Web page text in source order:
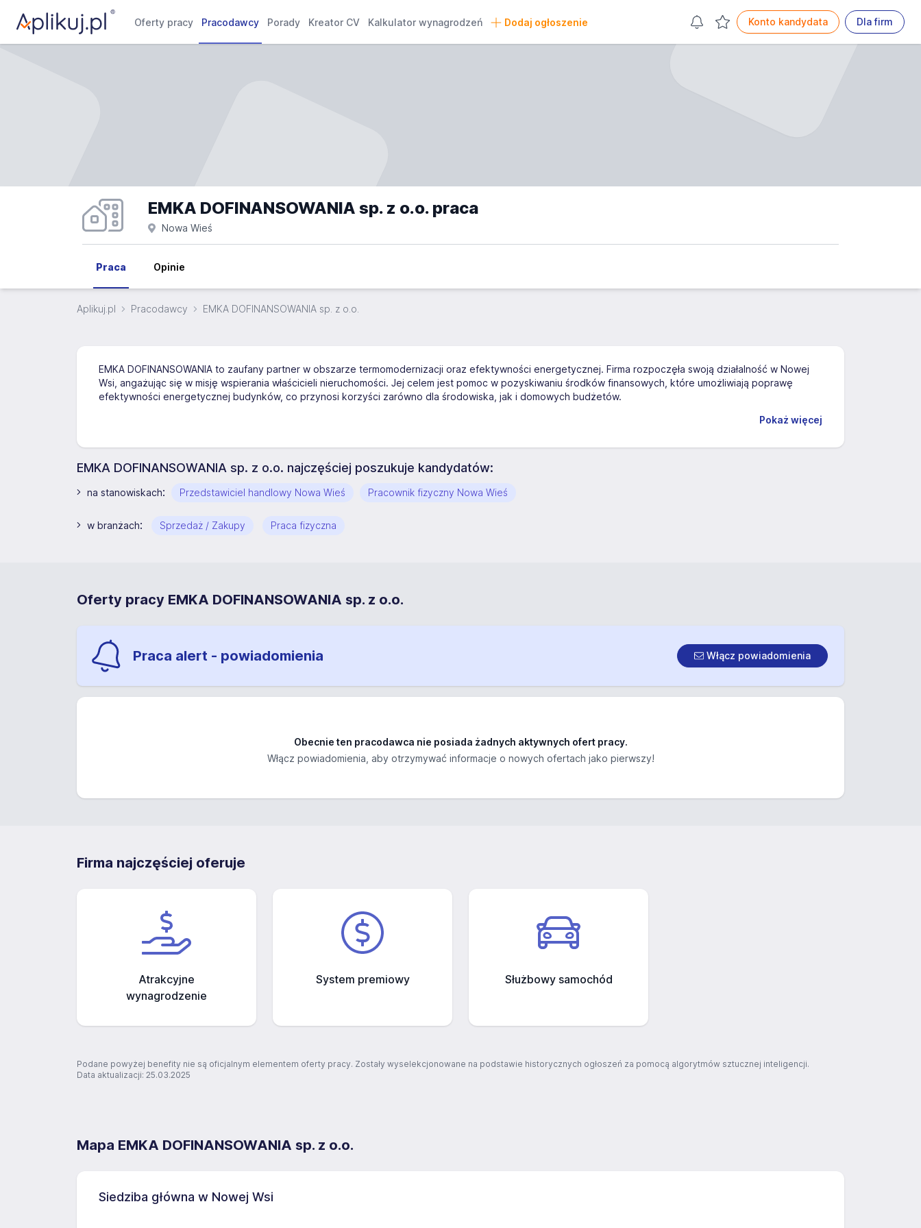
Oferty pracy Pracodawcy Porady Kreator CV Kalkulator wynagrodzeń Dodaj ogłoszenie Konto kandydata Dla firm
EMKA DOFINANSOWANIA sp. z o.o. praca
Nowa Wieś
Praca Opinie
Aplikuj.pl Pracodawcy EMKA DOFINANSOWANIA sp. z o.o.
EMKA DOFINANSOWANIA to zaufany partner w obszarze termomodernizacji oraz efektywności energetycznej. Firma rozpoczęła swoją działalność w Nowej
Wsi, angażując się w misję wspierania właścicieli nieruchomości. Jej celem jest pomoc w pozyskiwaniu środków finansowych, które umożliwiają poprawę
efektywności energetycznej budynków, co przynosi korzyści zarówno dla środowiska, jak i domowych budżetów.
Pokaż więcej
EMKA DOFINANSOWANIA sp. z o.o. najczęściej poszukuje kandydatów:
na stanowiskach: Przedstawiciel handlowy Nowa Wieś Pracownik fizyczny Nowa Wieś
w branżach: Sprzedaż / Zakupy Praca fizyczna
Oferty pracy EMKA DOFINANSOWANIA sp. z o.o.
Praca alert - powiadomienia Włącz powiadomienia
Obecnie ten pracodawca nie posiada żadnych aktywnych ofert pracy.
Włącz powiadomienia, aby otrzymywać informacje o nowych ofertach jako pierwszy!
Firma najczęściej oferuje
Atrakcyjne
wynagrodzenie
System premiowy Służbowy samochód
Podane powyżej benefity nie są oficjalnym elementem oferty pracy. Zostały wyselekcjonowane na podstawie historycznych ogłoszeń za pomocą algorytmów sztucznej inteligencji.
Data aktualizacji: 25.03.2025
Mapa EMKA DOFINANSOWANIA sp. z o.o.
Siedziba główna w Nowej Wsi